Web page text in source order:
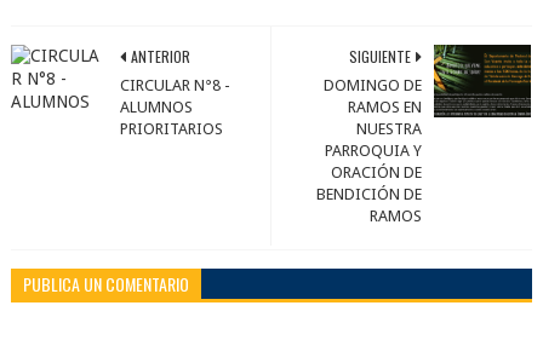
SIGUIENTE
DOMINGO DE
RAMOS EN
NUESTRA
PARROQUIA Y
ORACIÓN DE
BENDICIÓN DE
RAMOS
ANTERIOR
CIRCULAR N°8 -
ALUMNOS
PRIORITARIOS
PUBLICA UN COMENTARIO